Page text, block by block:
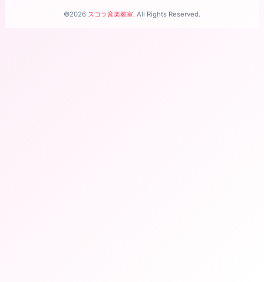
©2026 スコラ音楽教室. All Rights Reserved.